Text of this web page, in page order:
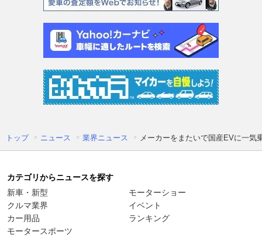
トップ ニュース 業界ニュース メーカーをまたいで国産EVに一
カテゴリからニュースを探す
新車・新型
クルマ業界
カー用品
モータースポーツ
モーターショー
イベント
ランキング